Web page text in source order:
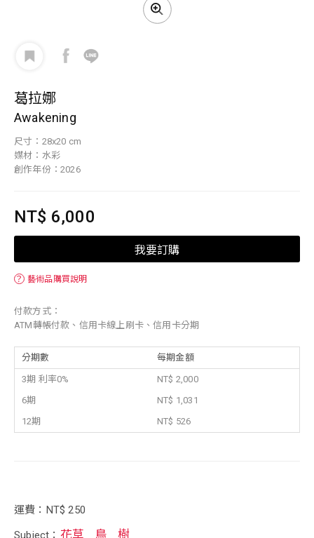
葛拉娜
Awakening
尺寸：28x20 cm
媒材：水彩
創作年份：2026
NT$ 6,000
我要訂購
？ 藝術品購買說明
付款方式：
ATM轉帳付款、信用卡線上刷卡、信用卡分期
分期數 每期金額
3期 利率0%
NT$ 2,000
6期
NT$ 1,031
12期
NT$ 526
運費：NT$ 250
Subject： 花草 鳥 樹